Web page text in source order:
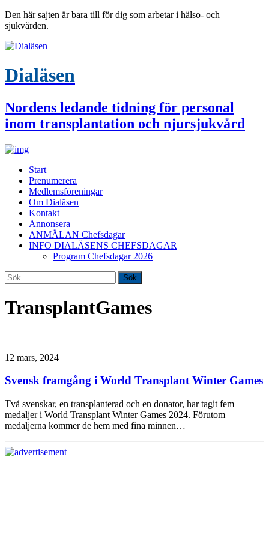
Den här sajten är bara till för dig som arbetar i hälso- och
sjukvården.
Dialäsen
Nordens ledande tidning för personal
inom transplantation och njursjukvård
Start
Prenumerera
Medlemsföreningar
Om Dialäsen
Kontakt
Annonsera
ANMÄLAN Chefsdagar
INFO DIALÄSENS CHEFSDAGAR
Program Chefsdagar 2026
Sök
efter:
TransplantGames
12 mars, 2024
Svensk framgång i World Transplant Winter Games
Två svenskar, en transplanterad och en donator, har tagit fem
medaljer i World Transplant Winter Games 2024. Förutom
medaljerna kommer de hem med fina minnen…